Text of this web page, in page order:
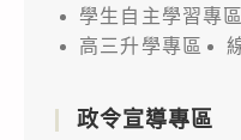
學生自主學習專區
高三升學專區
政令宣導專區